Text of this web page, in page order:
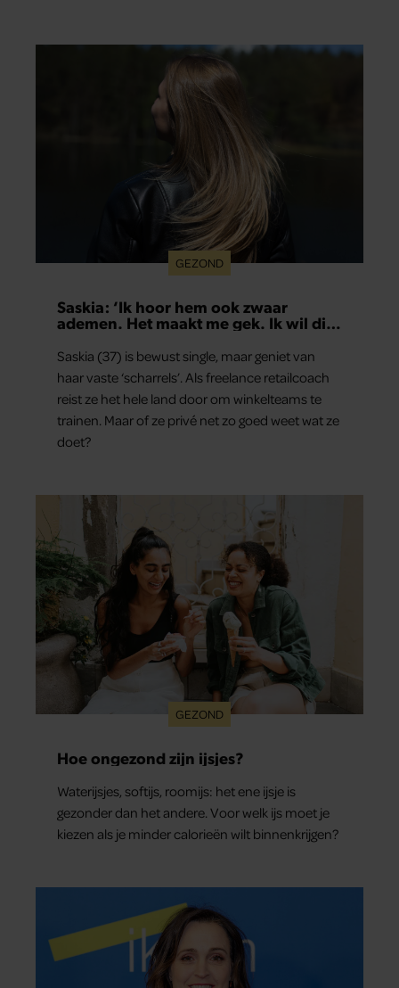
GEZOND
Saskia: ‘Ik hoor hem ook zwaar
ademen. Het maakt me gek. Ik wil die
Saskia (37) is bewust single, maar geniet van
haar vaste ‘scharrels’. Als freelance retailcoach
reist ze het hele land door om winkelteams te
trainen. Maar of ze privé net zo goed weet wat ze
doet?
GEZOND
Hoe ongezond zijn ijsjes?
Waterijsjes, softijs, roomijs: het ene ijsje is
gezonder dan het andere. Voor welk ijs moet je
kiezen als je minder calorieën wilt binnenkrijgen?